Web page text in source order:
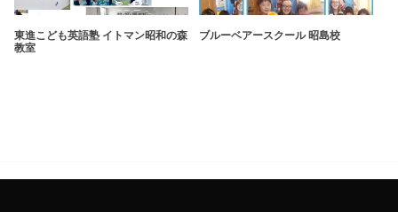
東進こども英語塾 イトマン昭和の森
教室
ブルーベアースクール 昭島校